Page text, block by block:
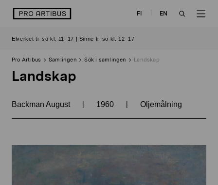
logo FI
EN
Elverket ti–sö kl. 11–17 | Sinne ti–sö kl. 12–17
Pro Artibus Samlingen Sök i samlingen Landskap
Landskap
Backman August | 1960 | Oljemålning